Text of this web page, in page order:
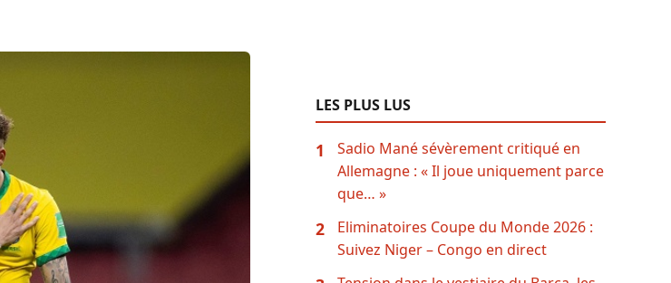
LES PLUS LUS
1
Sadio Mané sévèrement critiqué en
Allemagne : « Il joue uniquement parce
que… »
2
Eliminatoires Coupe du Monde 2026 :
Suivez Niger – Congo en direct